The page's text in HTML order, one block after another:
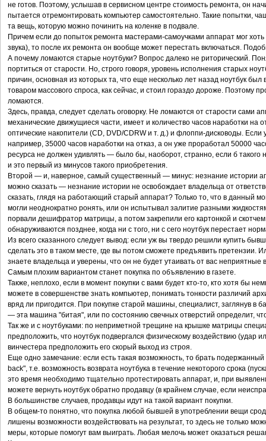
не готов. Поэтому, услышав в сервисном центре стоимость ремонта, он
пытается отремонтировать компьютер самостоятельно. Такие попытки,
та вещь, которую можно починить на коленке в подвале.
Причем если до попыток ремонта мастерами-самоучками аппарат мог
звука), то после их ремонта он вообще может перестать включаться.
А почему ломаются старые ноутбуки? Вопрос далеко не риторический.
портиться от старости. Но, строго говоря, уровень исполнения старых
причин, основная из которых та, что еще несколько лет назад ноутбук
товаром массового спроса, как сейчас, и стоил гораздо дороже. Поэтому
ломаются.
Здесь, правда, следует сделать оговорку. Не ломаются от старости
механические движущиеся части, имеет и количество часов наработки на
оптические накопители (CD, DVD/CDRW и т. д.) и флоппи-дисководы. Если
например, 35000 часов наработки на отказ, а он уже проработал 50000
ресурса не должен удивлять — было бы, наоборот, странно, если б
и это первый из минусов такого приобретения.
Второй — и, наверное, самый существенный — минус: незнание истории
можно сказать — незнание истории не освобождает владельца от
сказать, глядя на работающий старый аппарат? Только то, что в данный
могли неоднократно ронять, или он испытывал залитие разными
порвали дешифратор матрицы, а потом закрепили его картонкой и
обнаруживаются позднее, когда ни с того, ни с сего ноутбук перестает
Из всего сказанного следует вывод: если уж вы твердо решили купить
сделать это в таком месте, где вы потом сможете предъявить
знаете владельца и уверены, что он не будет утаивать от вас неприятные
Самым плохим вариантом станет покупка по объявлению в газете.
Также, неплохо, если в момент покупки с вами будет кто-то, кто хотя бы
можете в совершенстве знать компьютер, понимать тонкости различий
вряд ли пригодится. При покупке старой машины, специалист, заглянув в
— эта машина "битая", или по состоянию свечных отверстий определит,
Так же и с ноутбуками: по неприметной трещине на крышке матрицы
предположить, что ноутбук подвергался физическому воздействию (удар
винчестера предположить его скорый выход из строя.
Еще одно замечание: если есть такая возможность, то брать
back", т.е. возможность возврата ноутбука в течение некоторого срока
это время необходимо тщательно протестировать аппарат, и, при
можете вернуть ноутбук обратно продавцу (в крайнем случае, если
В большинстве случаев, продавцы идут на такой вариант покупки.
В общем-то понятно, что покупка любой бывшей в употреблении вещи
лишены возможности воздействовать на результат, то здесь не только
меры, которые помогут вам выиграть. Любая мелочь может оказаться